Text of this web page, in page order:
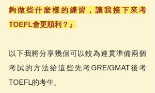
夠做些什麼樣的練習，讓我接下來考
TOEFL會更順利？』
以下我將分享幾個可以較為連貫準備兩個
考試的方法給這些先考GRE/GMAT後考
TOEFL的考生。